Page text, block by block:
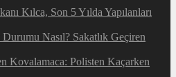
Kılca, Son 5 Yılda Yapılanları
Nasıl? Sakatlık Geçiren
Kovalamaca: Polisten Kaçarken